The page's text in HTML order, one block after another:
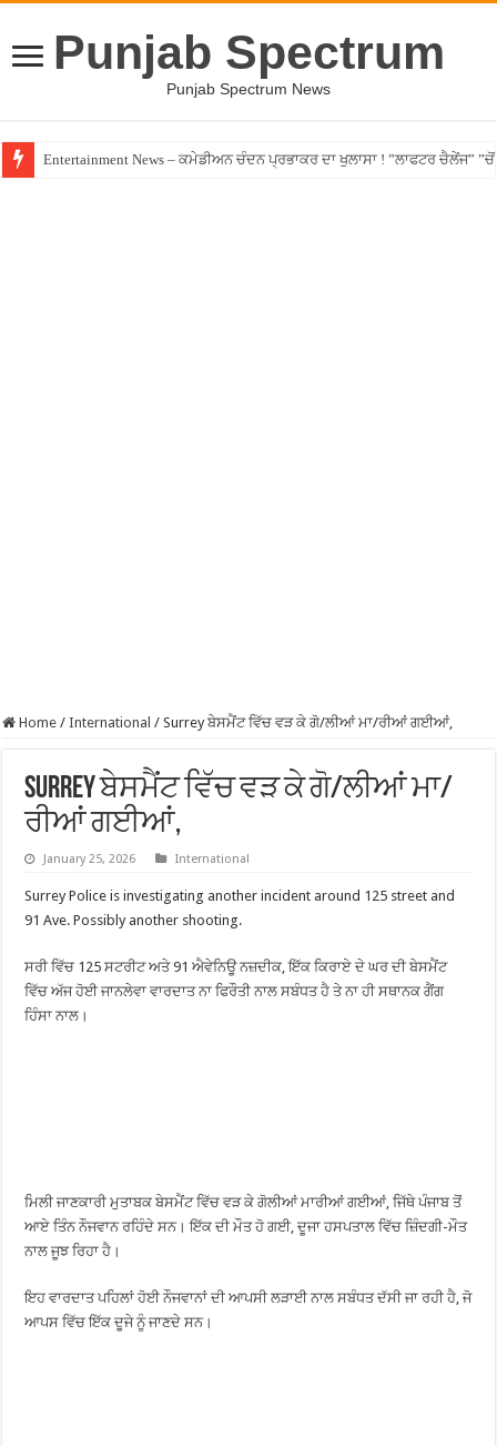
Punjab Spectrum
Punjab Spectrum News
Entertainment News – ਕਮੇਡੀਅਨ ਚੰਦਨ ਪ੍ਰਭਾਕਰ ਦਾ ਖੁਲਾਸਾ ! ”ਲਾਫਟਰ ਚੈਲੇਂਜ”
Home / International / Surrey ਬੇਸਮੈਂਟ ਵਿੱਚ ਵੜ ਕੇ ਗੋ/ਲੀਆਂ ਮਾ/ਰੀਆਂ ਗਈਆਂ,
Surrey ਬੇਸਮੈਂਟ ਵਿੱਚ ਵੜ ਕੇ ਗੋ/ਲੀਆਂ ਮਾ/
ਰੀਆਂ ਗਈਆਂ,
January 25, 2026 International
Surrey Police is investigating another incident around 125 street and
91 Ave. Possibly another shooting.
ਸਰੀ ਵਿੱਚ 125 ਸਟਰੀਟ ਅਤੇ 91 ਐਵੇਨਿਊ ਨਜ਼ਦੀਕ, ਇੱਕ ਕਿਰਾਏ ਦੇ ਘਰ ਦੀ ਬੇਸਮੈਂਟ
ਵਿੱਚ ਅੱਜ ਹੋਈ ਜਾਨਲੇਵਾ ਵਾਰਦਾਤ ਨਾ ਫਿਰੌਤੀ ਨਾਲ ਸਬੰਧਤ ਹੈ ਤੇ ਨਾ ਹੀ ਸਥਾਨਕ ਗੈਂਗ
ਹਿੰਸਾ ਨਾਲ।
ਮਿਲੀ ਜਾਣਕਾਰੀ ਮੁਤਾਬਕ ਬੇਸਮੈਂਟ ਵਿੱਚ ਵੜ ਕੇ ਗੋਲੀਆਂ ਮਾਰੀਆਂ ਗਈਆਂ, ਜਿੱਥੇ ਪੰਜਾਬ ਤੋਂ
ਆਏ ਤਿੰਨ ਨੌਜਵਾਨ ਰਹਿੰਦੇ ਸਨ। ਇੱਕ ਦੀ ਮੌਤ ਹੋ ਗਈ, ਦੂਜਾ ਹਸਪਤਾਲ ਵਿੱਚ ਜ਼ਿੰਦਗੀ-ਮੌਤ
ਨਾਲ ਜੂਝ ਰਿਹਾ ਹੈ।
ਇਹ ਵਾਰਦਾਤ ਪਹਿਲਾਂ ਹੋਈ ਨੌਜਵਾਨਾਂ ਦੀ ਆਪਸੀ ਲੜਾਈ ਨਾਲ ਸਬੰਧਤ ਦੱਸੀ ਜਾ ਰਹੀ ਹੈ, ਜੋ
ਆਪਸ ਵਿੱਚ ਇੱਕ ਦੂਜੇ ਨੂੰ ਜਾਣਦੇ ਸਨ।